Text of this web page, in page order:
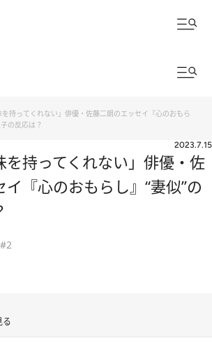
を持ってくれない」俳優・佐藤二朗のエッセイ『心のおもら
の反応は？
2023.7.15
を持ってくれない」俳優・佐
『心のおもらし』“妻似”の
る